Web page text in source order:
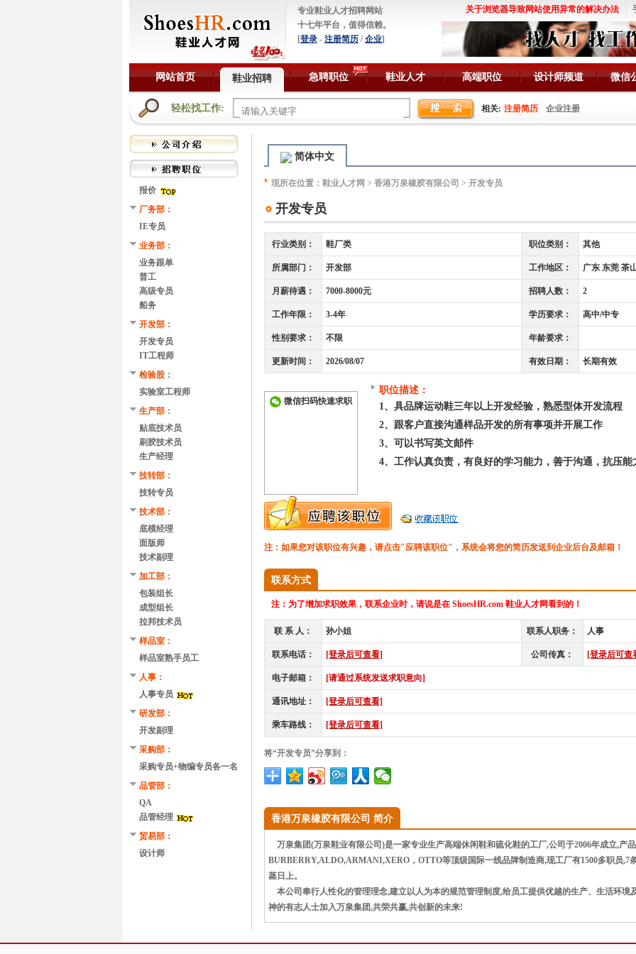
专业鞋业人才招聘网站
十七年平台，值得信赖。
[登录 - 注册简历 /企业]
关于浏览器导致网站使用异常的解决办法
网站首页 鞋业招聘 急聘职位 鞋业人才 高端职位 设计师频道 微信
轻松找工作: 相关: 注册简历 企业注册
简体中文
现所在位置： 鞋业人才网 > 香港万泉橡胶有限公司 > 开发专员
开发专员
行业类别： 鞋厂类 职位类别： 其他
所属部门： 开发部 工作地区： 广东 东莞 茶
月薪待遇： 7000-8000元 招聘人数： 2
工作年限： 3-4年 学历要求： 高中/中专
性别要求： 不限 年龄要求：
更新时间： 2026/08/07 有效日期： 长期有效
微信扫码快速求职
职位描述：
1、具品牌运动鞋三年以上开发经验，熟悉型体开发流程
2、跟客户直接沟通样品开发的所有事项并开展工作
3、可以书写英文邮件
4、工作认真负责，有良好的学习能力，善于沟通，抗压能
注：如果您对该职位有兴趣，请点击"应聘该职位"，系统会将您的简历发送到企业后台及邮箱！
联系方式
注： 为了增加求职效果，联系企业时，请说是在 ShoesHR.com 鞋业人才网看到的！
联 系 人： 孙小姐 联系人职务： 人事
联系电话： [登录后可查看] 公司传真： [登录后可查
电子邮箱： [请通过系统发送求职意向]
通讯地址： [登录后可查看]
乘车路线： [登录后可查看]
将“开发专员”分享到：
香港万泉橡胶有限公司 简介
万泉集团(万泉鞋业有限公司)是一家专业生产高端休闲鞋和硫化鞋的工厂,公司于2006年成立,产
BURBERRY,ALDO,ARMANI,XERO，OTTO等顶级国际一线品牌制造商,现工厂有1500多职员,7
蒸日上。
本公司奉行人性化的管理理念,建立以人为本的规范管理制度,给员工提供优越的生产、生活环境
神的有志人士加入万泉集团,共荣共赢,共创新的未来!
报价
厂务部：
IE专员
业务部：
业务跟单
普工
高级专员
船务
开发部：
开发专员
IT工程师
检验股：
实验室工程师
生产部：
贴底技术员
刷胶技术员
生产经理
技转部：
技转专员
技术部：
底模经理
面版师
技术副理
加工部：
包装组长
成型组长
拉邦技术员
样品室：
样品室熟手员工
人事：
人事专员
研发部：
开发副理
采购部：
采购专员+物编专员各一名
品管部：
QA
品管经理
贸易部：
设计师